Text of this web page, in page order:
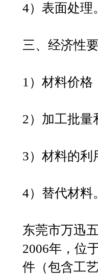
4）表面处理
三、经济性
1）材料价格
2）加工批量
3）材料的利
4）替代材料
东莞市万迅
2006年，位
件（包含工